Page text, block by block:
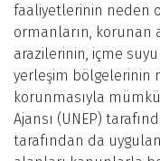
faaliyetlerinin neden
ormanların, korunan
arazilerinin, içme
yerleşim bölgelerinin
korunmasıyla
Ajansı (UNEP)
tarafından da